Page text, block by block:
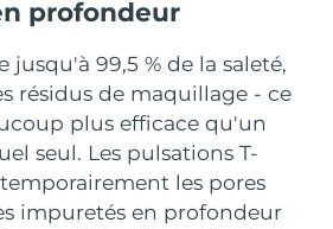
profondeur
jusqu'à 99,5 % de la saleté,
résidus de maquillage - ce
plus efficace qu'un
seul. Les pulsations T-
les pores
impuretés en profondeur
Livraison estimée 14/8/26
Livraison estimée
Livraison estimée 10/8/26